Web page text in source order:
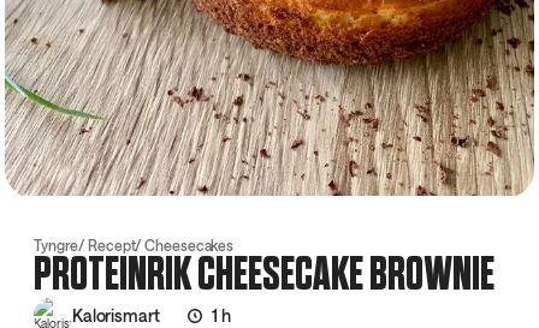
Tyngre Recept Cheesecakes
PROTEINRIK CHEESECAKE BROWNIE
Kalorismart 1 h